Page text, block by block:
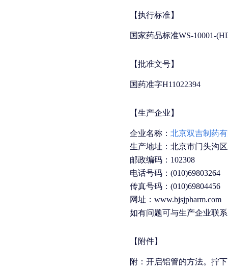
【执行标准】
国家药品标准WS-10001-
【批准文号】
国药准字H11022394
【生产企业】
企业名称： 北京双吉制药
生产地址：北京市门头沟
邮政编码：102308
电话号码：(010)69803264
传真号码：(010)69804456
网址：www.bjsjpharm.com
如有问题可与生产企业联系
【附件】
附：开启铝管的方法。拧